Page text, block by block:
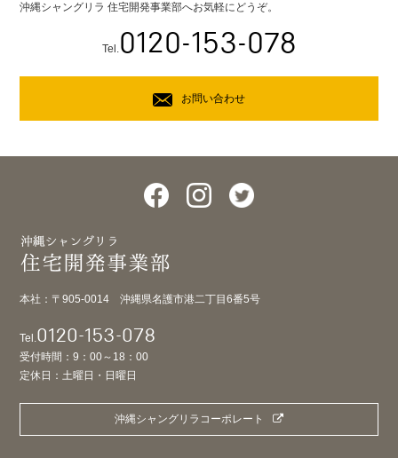
沖縄シャングリラ 住宅開発事業部へお気軽にどうぞ。
Tel.0120-153-078
お問い合わせ
本社：〒905-0014 沖縄県名護市港二丁目6番5号
Tel.0120-153-078
受付時間：9：00～18：00
定休日：土曜日・日曜日
沖縄シャングリラコーポレート